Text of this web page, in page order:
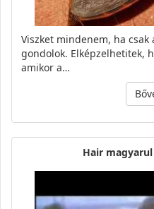
Viszket mindenem, ha
gondolok. Elképzelhetitek,
amikor a…
Hair